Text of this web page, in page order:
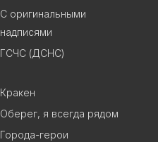
С оригинальными
надписями
ГСЧС (ДСНС)
Кракен
Оберег, я всегда рядом
Города-герои